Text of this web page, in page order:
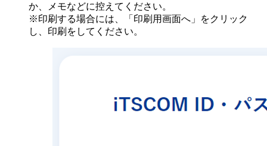
か、メモなどに控えてください。
※印刷する場合には、「印刷用画面へ」をクリック
し、印刷をしてください。